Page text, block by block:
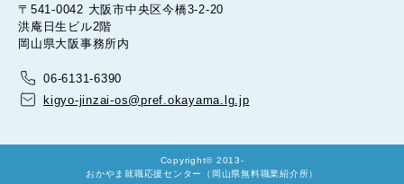
〒541-0042 大阪市中央区今橋3-2-20
洪庵日生ビル2階
岡山県大阪事務所内
06-6131-6390
kigyo-jinzai-os@pref.okayama.lg.jp
Copyright© 2013-
おかやま就職応援センター（岡山県無料職業紹介所）